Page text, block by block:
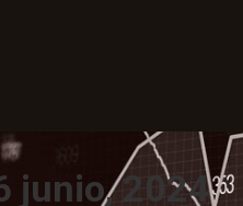
junio, 2024